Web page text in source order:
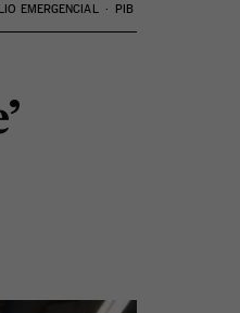
EMERGENCIAL PIB